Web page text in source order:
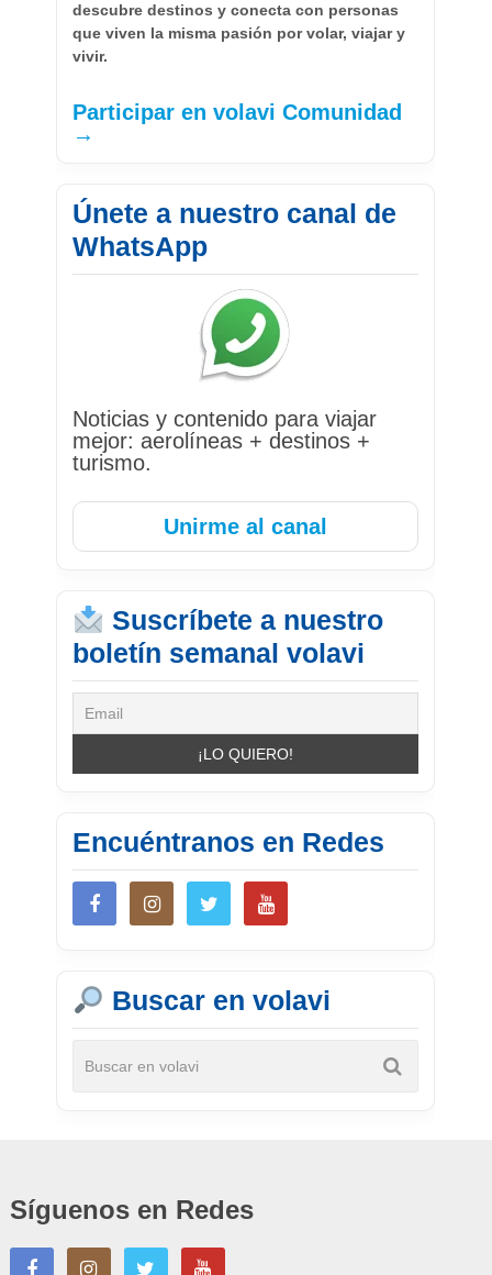
descubre destinos y conecta con personas
que viven la misma pasión por volar, viajar y
vivir.
Participar en volavi Comunidad
→
Únete a nuestro canal de
WhatsApp
Noticias y contenido para viajar
mejor: aerolíneas + destinos +
turismo.
Unirme al canal
Suscríbete a nuestro
boletín semanal volavi
Encuéntranos en Redes
Buscar en volavi
Síguenos en Redes